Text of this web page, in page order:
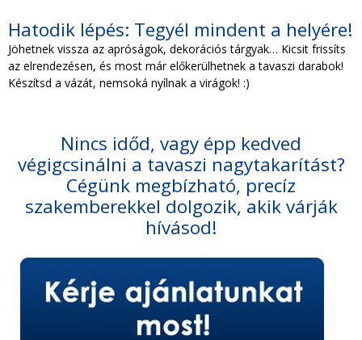
Hatodik lépés: Tegyél mindent a helyére!
Jöhetnek vissza az apróságok, dekorációs tárgyak… Kicsit frissíts
az elrendezésen, és most már előkerülhetnek a tavaszi darabok!
Készítsd a vázát, nemsoká nyílnak a virágok! :)
Nincs időd, vagy épp kedved
végigcsinálni a tavaszi nagytakarítást?
Cégünk megbízható, precíz
szakemberekkel dolgozik, akik várják
hívásod!